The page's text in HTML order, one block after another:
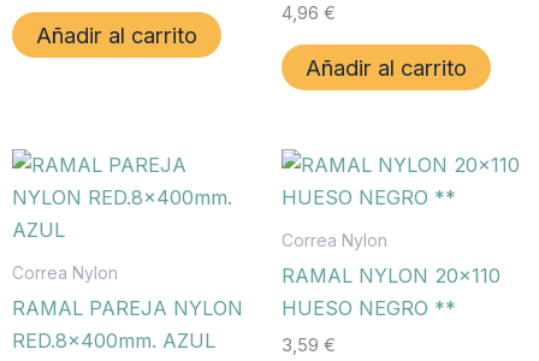
Añadir al carrito
4,96 €
Añadir al carrito
Correa Nylon
RAMAL PAREJA NYLON
RED.8x400mm. AZUL
Correa Nylon
RAMAL NYLON 20×110
HUESO NEGRO **
3,59 €